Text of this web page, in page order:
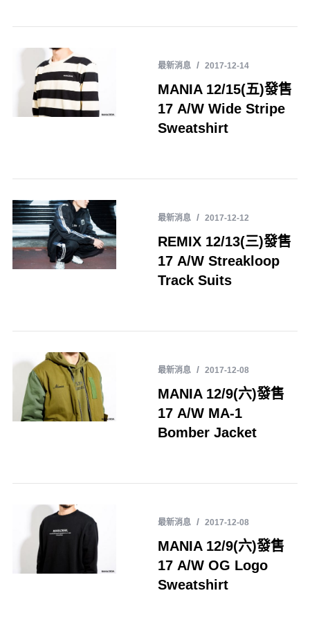
最新消息 2017-12-14
MANIA 12/15(五)發售
17 A/W Wide Stripe
Sweatshirt
最新消息 2017-12-12
REMIX 12/13(三)發售
17 A/W Streakloop
Track Suits
最新消息 2017-12-08
MANIA 12/9(六)發售
17 A/W MA-1
Bomber Jacket
最新消息 2017-12-08
MANIA 12/9(六)發售
17 A/W OG Logo
Sweatshirt